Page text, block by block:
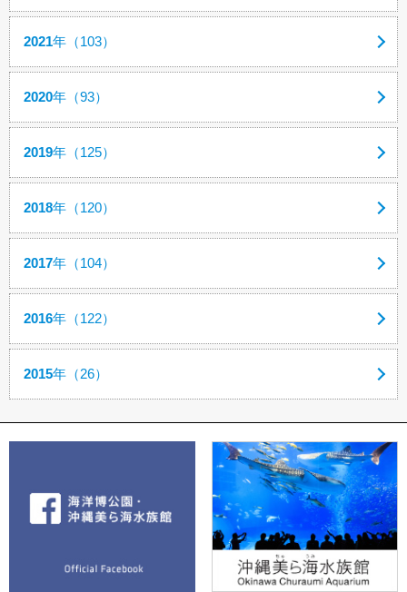
2021年（103）
2020年（93）
2019年（125）
2018年（120）
2017年（104）
2016年（122）
2015年（26）